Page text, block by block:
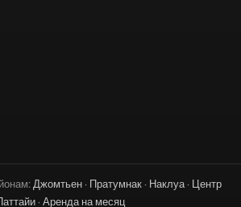
Джомтьен · Пратумнак · Наклуа · Центр
· Аренда на месяц